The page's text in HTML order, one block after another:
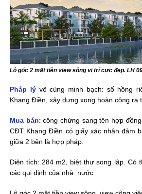
Lô góc 2 mặt tiền view sông vị trí cực đẹp. LH
Pháp lývô cùng minh bạch: sổ hồng
Khang Điền, xây dựng xong hoàn công ra
Mua bán: công chứng sang tên hợp
CĐT Khang Điền có giấy xác nhận đảm
giữa 2 bên là hợp pháp.
Diện tích: 284 m2, biệt thự song lập. Có
các qui định của nhà nước